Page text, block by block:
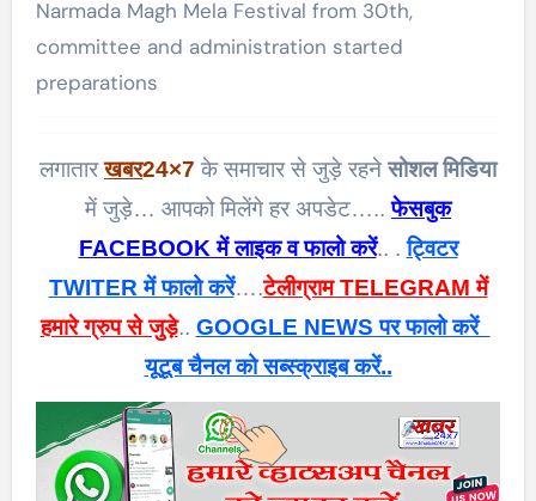
Narmada Magh Mela Festival from 30th,
committee and administration started
preparations
लगातारखबर24×7 के समाचार से जुड़े रहनेसोशल मिडिया
में जुड़े… आपको मिलेंगे हर अपडेट…..फेसबुक
FACEBOOK में लाइक व फालो करें.. .ट्विटर
TWITER में फालो करें….टेलीग्राम TELEGRAM में
हमारे ग्रुप से जुड़े.. GOOGLE NEWS पर फालो करें
यूटूब चैनल को सब्स्क्राइब करें..